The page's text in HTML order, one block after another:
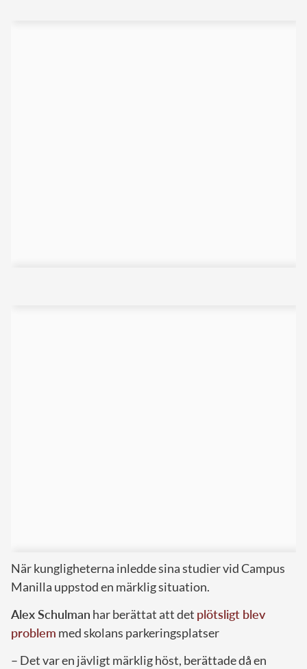
När kungligheterna inledde sina studier vid Campus
Manilla uppstod en märklig situation.
Alex Schulman har berättat att det plötsligt blev
problem med skolans parkeringsplatser
– Det var en jävligt märklig höst, berättade då en